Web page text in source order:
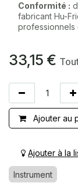
Conformité :
fabricant Hu-
professionnels
33,15 €
Ajouter au
Ajouter à la
Instrument